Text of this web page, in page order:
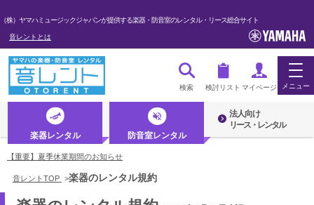
（株）ヤマハミュージックジャパンが提供する楽器・防音室のレンタル・リース総合サイト
音レントとは
検索 検討リスト マイページ メニュー
ログイン・マイページ
初めての方へ・音レントとは
楽器レンタル 防音室レンタル
法人向け
リース・レンタル
【重要】夏季休業期間のお知らせ
音レントTOP >楽器のレンタル規約